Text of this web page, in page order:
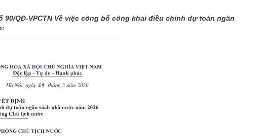
QĐ-VPCTN Về việc công bố công khai điều chỉnh dự toán ngân